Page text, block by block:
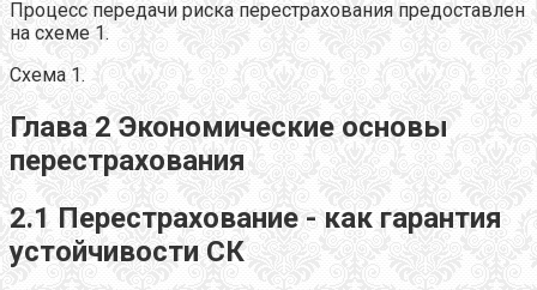
Процесс передачи риска перестрахования предоставлен
на схеме 1.
Схема 1.
Глава 2 Экономические основы
перестрахования
2.1 Перестрахование - как гарантия
устойчивости СК